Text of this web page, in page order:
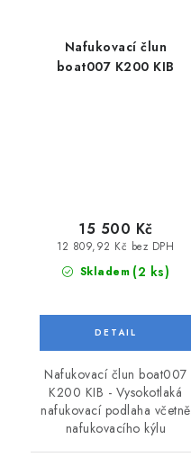
Nafukovací člun
boat007 K200 KIB
Skladem (2 ks)
12 809,92 Kč bez DPH
15 500 Kč
Nafukovací člun boat007
K200 KIB - Vysokotlaká
nafukovací podlaha včetně
nafukovacího kýlu